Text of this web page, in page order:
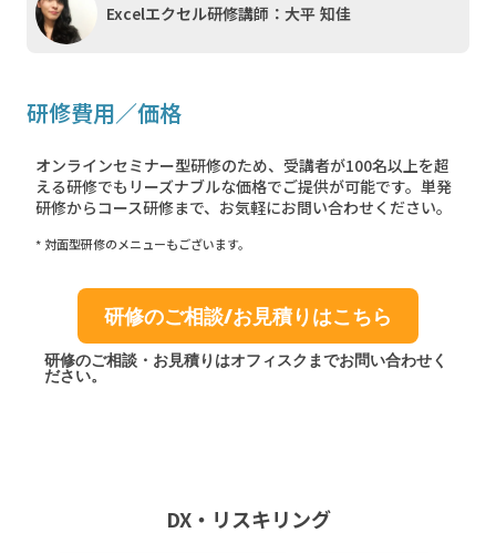
Excelエクセル研修講師：大平 知佳
研修費用／価格
オンラインセミナー型研修のため、受講者が100名以上を超
える研修でもリーズナブルな価格でご提供が可能です。単発
研修からコース研修まで、お気軽にお問い合わせください。
* 対面型研修のメニューもございます。
研修のご相談/お見積りはこちら
研修のご相談・お見積りはオフィスクまでお問い合わせく
ださい。
DX・リスキリング